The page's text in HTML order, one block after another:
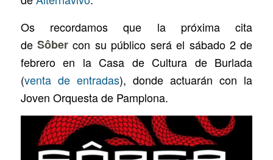
Os recordamos que la próxima cita
deSôber con su público será el sábado 2 de
febrero en la Casa de Cultura de Burlada
(venta de entradas), donde actuarán con la
Joven Orquesta de Pamplona.